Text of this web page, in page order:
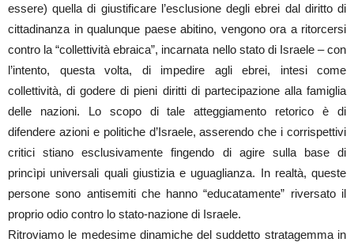
essere) quella di giustificare l’esclusione degli ebrei dal diritto di
cittadinanza in qualunque paese abitino, vengono ora a ritorcersi
contro la “collettività ebraica”, incarnata nello stato di Israele – con
l’intento, questa volta, di impedire agli ebrei, intesi come
collettività, di godere di pieni diritti di partecipazione alla famiglia
delle nazioni. Lo scopo di tale atteggiamento retorico è di
difendere azioni e politiche d’Israele, asserendo che i corrispettivi
critici stiano esclusivamente fingendo di agire sulla base di
princìpi universali quali giustizia e uguaglianza. In realtà, queste
persone sono antisemiti che hanno “educatamente” riversato il
proprio odio contro lo stato-nazione di Israele.
Ritroviamo le medesime dinamiche del suddetto stratagemma in